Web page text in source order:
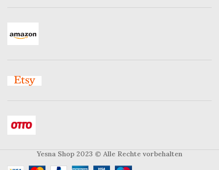
Yesna Shop 2023 © Alle Rechte vorbehalten